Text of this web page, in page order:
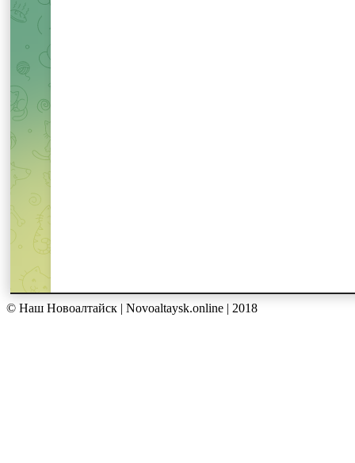
© Наш Новоалтайск | Novoaltaysk.online | 2018